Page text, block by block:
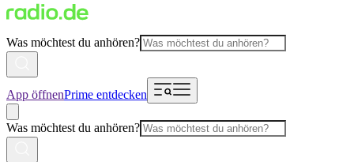
Was möchtest du anhören?
App öffnenPrime entdecken
Was möchtest du anhören?